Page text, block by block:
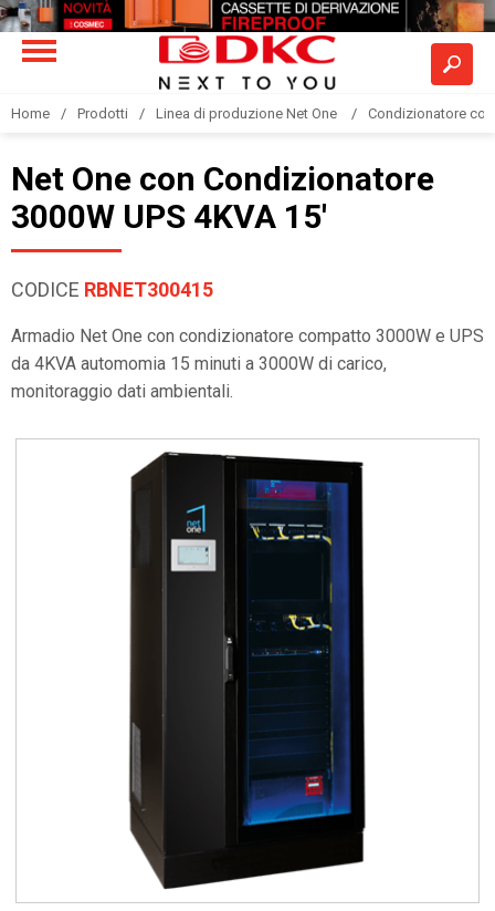
Home Prodotti Linea di produzione Net One Condizionatore
Net One con Condizionatore
3000W UPS 4KVA 15'
CODICE RBNET300415
Armadio Net One con condizionatore compatto 3000W e UPS
da 4KVA automomia 15 minuti a 3000W di carico,
monitoraggio dati ambientali.